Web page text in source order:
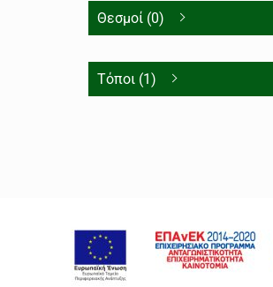
Θεσμοί (0)
Τόποι (1)